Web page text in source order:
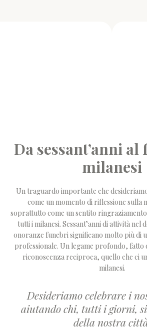
Da sessant’anni
milanesi
Un traguardo importante che
come un momento di riflessione sulla
soprattutto come un sentito
tutti i milanesi. Sessant’anni di attività nel
onoranze funebri significano molto più di
professionale. Un legame profondo, fatto
riconoscenza reciproca, quello che ci
milanesi.
Desideriamo celebrare i
aiutando chi, tutti i giorni,
della nostra